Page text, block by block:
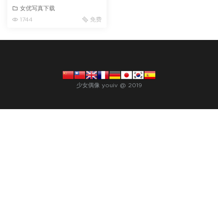
女优写真下载
1744
免费
少女偶像 youiv @ 2019